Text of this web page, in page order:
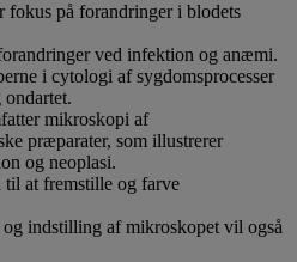
fokus på forandringer i blodets
ved infektion og anæmi.
i cytologi af sygdomsprocesser
mikroskopi af
præparater, som illustrerer
og neoplasi.
at fremstille og farve
indstilling af mikroskopet vil også